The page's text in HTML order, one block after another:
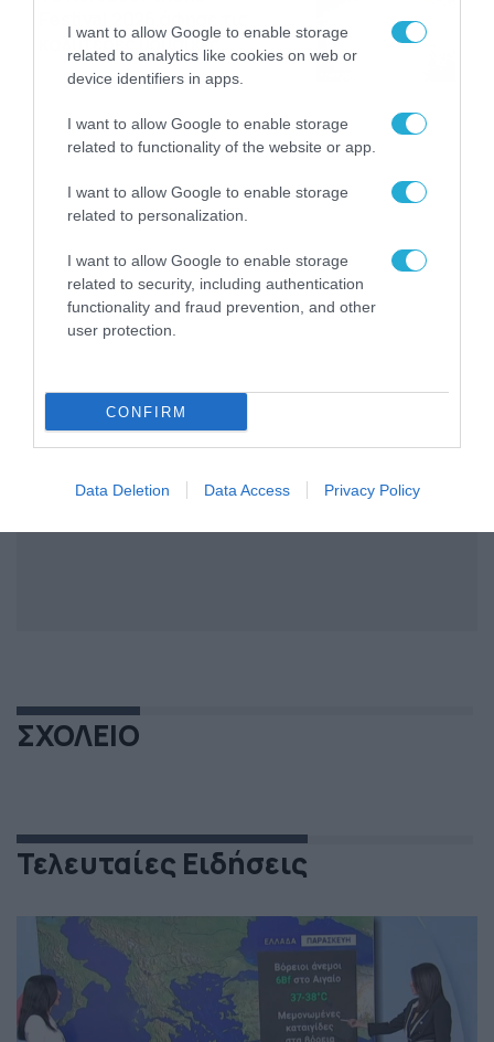
I want to allow Google to enable storage
related to analytics like cookies on web or
device identifiers in apps.
I want to allow Google to enable storage
related to functionality of the website or app.
I want to allow Google to enable storage
related to personalization.
I want to allow Google to enable storage
related to security, including authentication
functionality and fraud prevention, and other
user protection.
CONFIRM
Data Deletion Data Access Privacy Policy
καλύτερες μουσικές
αναμνήσεις
05/08/2026 21:23
ΣΧΟΛΕΙΟ
Τελευταίες Ειδήσεις